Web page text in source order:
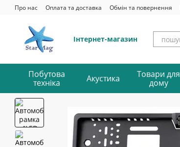
Перейти до основного контенту
Про нас Оплата та доставка Обмін та повернення
Інтернет-магазин
Побутова
техніка
Акустика
Товари для
дому